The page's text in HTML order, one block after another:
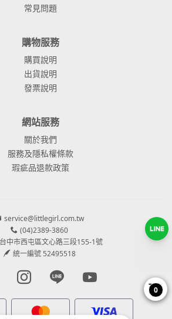
常見問題
購物服務
購買說明
出貨說明
發票說明
網站服務
關於我們
服務及隱私權條款
瑕疵品退款政策
service@littlegirl.com.tw
(04)2389-3860
中市西屯區文心路三段155-1號
統一編號 52495518
Facebook page
Instagram page
Line pageYoutube page
0